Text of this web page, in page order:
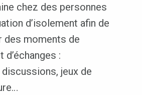
chez des personnes
d’isolement afin de
des moments de
:
jeux de